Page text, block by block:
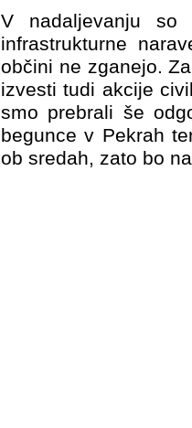
V nadaljevanju so
infrastrukturne
občini ne zganejo.
izvesti tudi akcije
smo prebrali še
begunce v Pekrah
ob sredah, zato bo